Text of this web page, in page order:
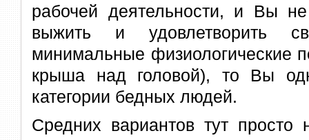
рабочей деятельности, и Вы
выжить и удовлетворить
минимальные физиологические
крыша над головой), то Вы
категории бедных людей.
Средних вариантов тут просто